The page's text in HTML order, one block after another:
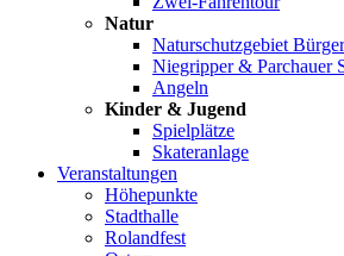
Natur
Naturschutzgebiet
Niegripper & Parchauer
Angeln
Kinder & Jugend
Spielplätze
Skateranlage
Veranstaltungen
Höhepunkte
Stadthalle
Rolandfest